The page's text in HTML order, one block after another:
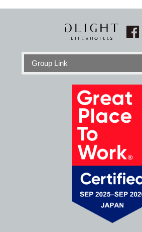
Group Link